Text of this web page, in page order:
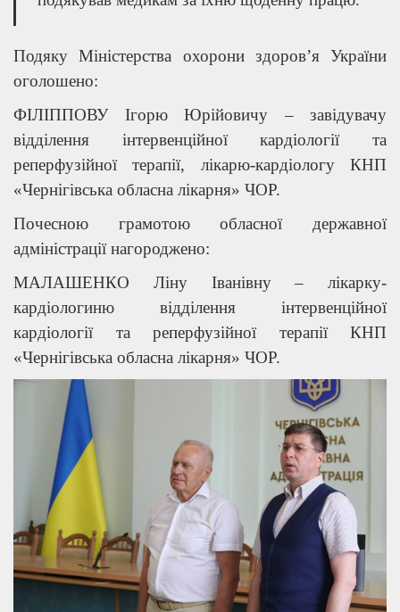
Подяку Міністерства охорони здоров’я України
оголошено:
ФІЛІППОВУ Ігорю Юрійовичу – завідувачу
відділення інтервенційної кардіології та
реперфузійної терапії, лікарю-кардіологу КНП
«Чернігівська обласна лікарня» ЧОР.
Почесною грамотою обласної державної
адміністрації нагороджено:
МАЛАШЕНКО Ліну Іванівну – лікарку-
кардіологиню відділення інтервенційної
кардіології та реперфузійної терапії КНП
«Чернігівська обласна лікарня» ЧОР.